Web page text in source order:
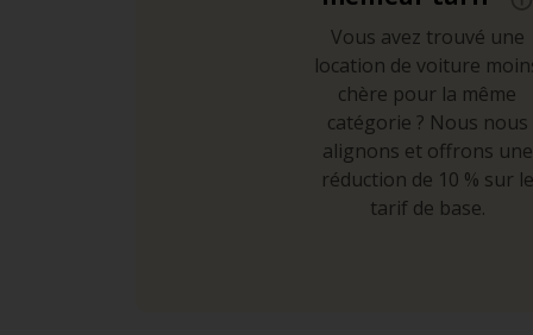
Vous avez trouvé une
location de voiture
chère pour la même
catégorie ? Nous nous
alignons et offrons une
réduction de 10 % sur le
tarif de base.